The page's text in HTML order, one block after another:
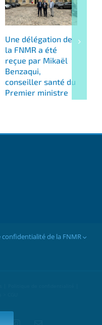
Une délégation de
la FNMR a été
reçue par Mikaël
Benzaqui,
conseiller santé du
Premier ministre
|
confidentialité de la FNMR